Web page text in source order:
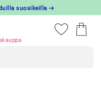
suosikeilla →